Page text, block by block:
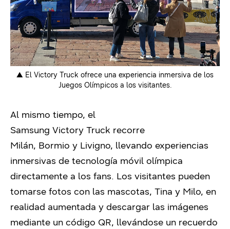
▲ El Victory Truck ofrece una experiencia inmersiva de los
Juegos Olímpicos a los visitantes.
Al mismo tiempo, el
Samsung Victory Truck recorre
Milán, Bormio y Livigno, llevando experiencias
inmersivas de tecnología móvil olímpica
directamente a los fans. Los visitantes pueden
tomarse fotos con las mascotas, Tina y Milo, en
realidad aumentada y descargar las imágenes
mediante un código QR, llevándose un recuerdo